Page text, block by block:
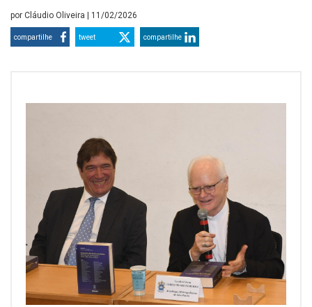
por Cláudio Oliveira | 11/02/2026
compartilhe tweet compartilhe